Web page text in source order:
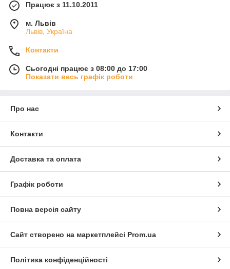
Працює з 11.10.2011
м. Львів
Львів, Україна
Контакти
Сьогодні працює з 08:00 до 17:00
Показати весь графік роботи
Про нас
Контакти
Доставка та оплата
Графік роботи
Повна версія сайту
Сайт створено на маркетплейсі Prom.ua
Політика конфіденційності